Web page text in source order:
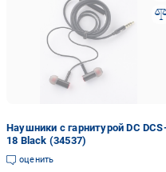
Наушники с гарнитурой DC
18 Black (34537)
оценить